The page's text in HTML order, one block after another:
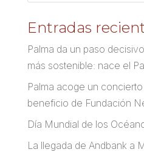
Entradas
Palma da un paso
más sostenible: nace el
Palma acoge un
beneficio de Fundación
Día Mundial de los
La llegada de Andbank a